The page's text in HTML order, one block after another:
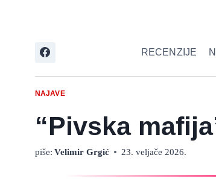
RECENZIJE
NAJAVE
“Pivska
piše: Velimir Grgić 23. veljače 2026.